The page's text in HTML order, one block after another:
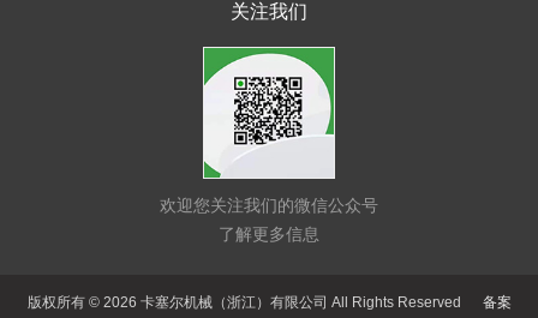
关注我们
欢迎您关注我们的微信公众号
了解更多信息
版权所有 © 2026 卡塞尔机械（浙江）有限公司 All Rights Reserved 备案